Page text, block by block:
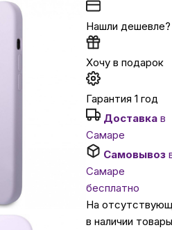
аксессуары
центр Apple в Самаре
сертификаты
Нашли дешевле?
Хочу в подарок
Гарантия 1 год
Доставка в
Самаре
Самовывоз
Самаре
бесплатно
На
в наличии товары